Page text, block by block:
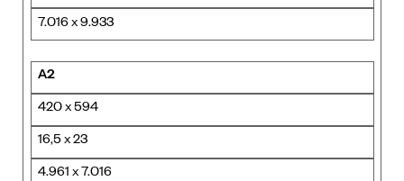
7.016 x 9.933
A2
420 x 594
16,5 x 23
4.961 x 7.016